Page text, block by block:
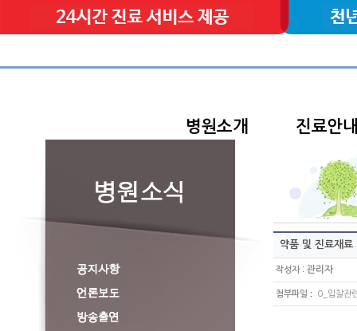
병원소개 진료안내
약품 및 진료재료
작성자: 관리자
첨부파일 : 0_입찰관